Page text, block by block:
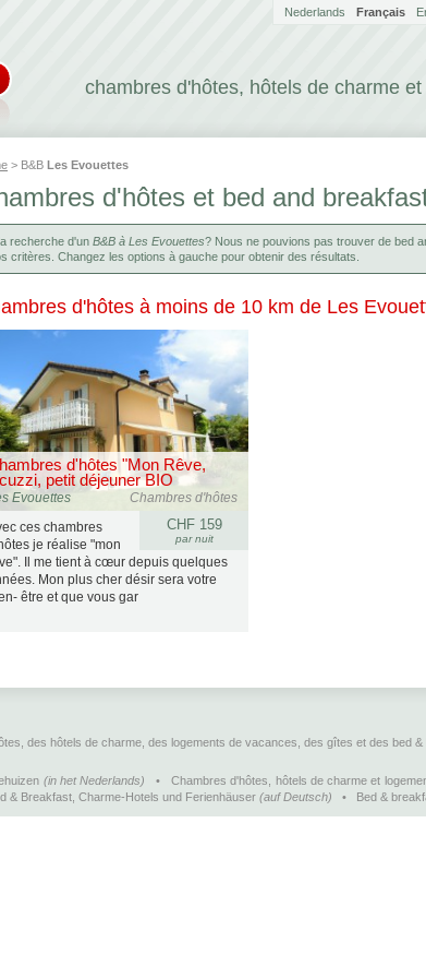
chambres d'hôtes, hôtels de charme
Nederlands Français
> B&B Les Evouettes
d'hôtes et bed and
recherche d'un B&B à Les Evouettes? Nous ne pouvions pas trouver de bed
critères. Changez les options à gauche pour obtenir des résultats.
d'hôtes à moins de 10 km de Les
d'hôtes "Mon Rêve,
petit déjeuner BIO
Chambres d'hôtes
Evouettes
CHF 159
par nuit
ces chambres
je réalise "mon
Il me tient à cœur depuis quelques
Mon plus cher désir sera votre
être et que vous gar
des hôtels de charme, des logements de vacances, des gîtes et des bed &
(in het Nederlands) •Chambres d'hôtes, hôtels de charme et
& Breakfast, Charme-Hotels und Ferienhäuser (auf Deutsch) • Bed &